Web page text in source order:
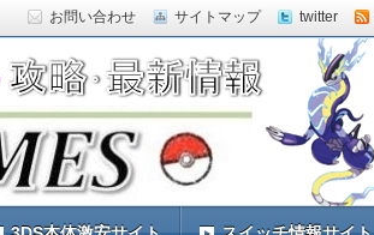
お問い合わせ サイトマップ twitter